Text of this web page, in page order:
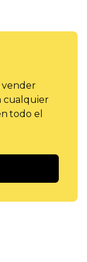
vender
cualquier
todo el